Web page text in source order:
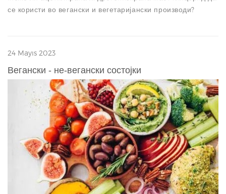
се користи во вегански и вегетаријански производи?
24 Mayıs 2023
Вегански - не-вегански состојки